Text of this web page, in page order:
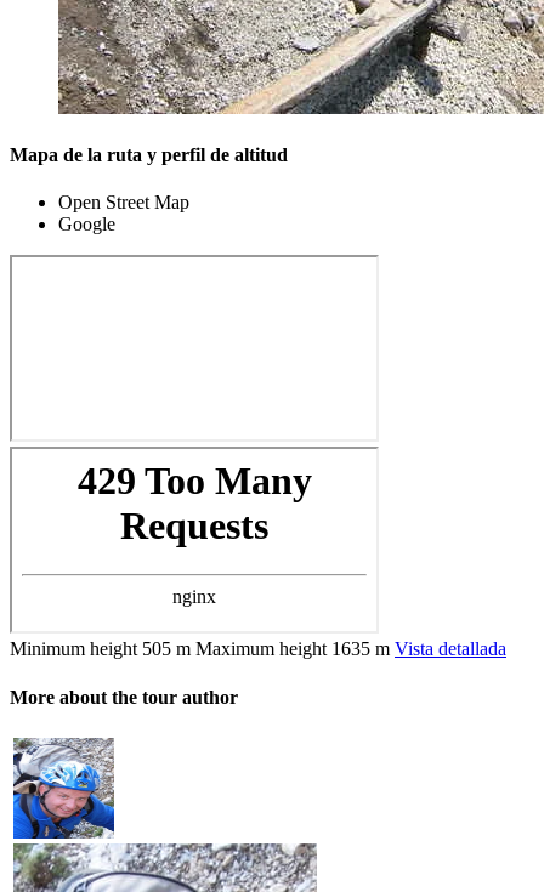
Mapa de la ruta y perfil de altitud
Open Street Map
Google
Minimum height 505 m Maximum height 1635 m Vista detallada
More about the tour author